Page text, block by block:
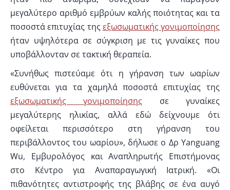
μεγαλύτερο αριθμό εμβρύων καλής ποιότητας και τα
ποσοστά επιτυχίας τηςεξωσωματικής γονιμοποίησης
ήταν υψηλότερα σε σύγκριση με τις γυναίκες που
υποβάλλονταν σε τακτική θεραπεία.
«Συνήθως πιστεύαμε ότι η γήρανση των ωαρίων
ευθύνεται για τα χαμηλά ποσοστά επιτυχίας της
εξωσωματικής γονιμοποίησης σε γυναίκες
μεγαλύτερης ηλικίας, αλλά εδώ δείχνουμε ότι
οφείλεται περισσότερο στη γήρανση του
περιβάλλοντος του ωαρίου», δήλωσε ο Δρ Yanguang
Wu, Εμβυρολόγος και Αναπληρωτής Επιστήμονας
στο Κέντρο για Αναπαραγωγική Ιατρική. «Οι
πιθανότητες αντιστροφής της βλάβης σε ένα αυγό